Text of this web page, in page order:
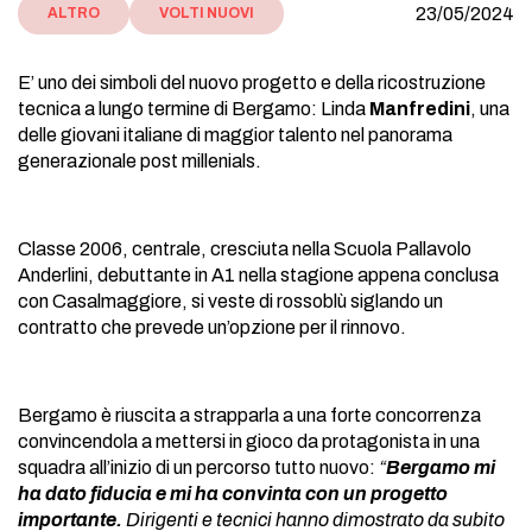
ALTRO VOLTI NUOVI 23/05/2024
E’ uno dei simboli del nuovo progetto e della ricostruzione
tecnica a lungo termine di Bergamo: Linda Manfredini, una
delle giovani italiane di maggior talento nel panorama
generazionale post millenials.
Classe 2006, centrale, cresciuta nella Scuola Pallavolo
Anderlini, debuttante in A1 nella stagione appena conclusa
con Casalmaggiore, si veste di rossoblù siglando un
contratto che prevede un’opzione per il rinnovo.
Bergamo è riuscita a strapparla a una forte concorrenza
convincendola a mettersi in gioco da protagonista in una
squadra all’inizio di un percorso tutto nuovo: “Bergamo mi
ha dato fiducia e mi ha convinta con un progetto
importante. Dirigenti e tecnici hanno dimostrato da subito